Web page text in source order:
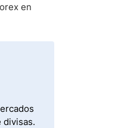
en
divisas.